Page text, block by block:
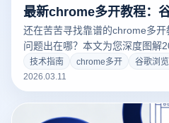
还在苦苦寻找靠谱的chrome多
问题出在哪？本文为您深度图解
操步骤。结合跨境行业多账号运
业的云登多开浏览器实现底层硬
“连坐”封禁风险。立即点击，获
科技！
技术指南 chrome多开
谷歌浏
2026.03.11